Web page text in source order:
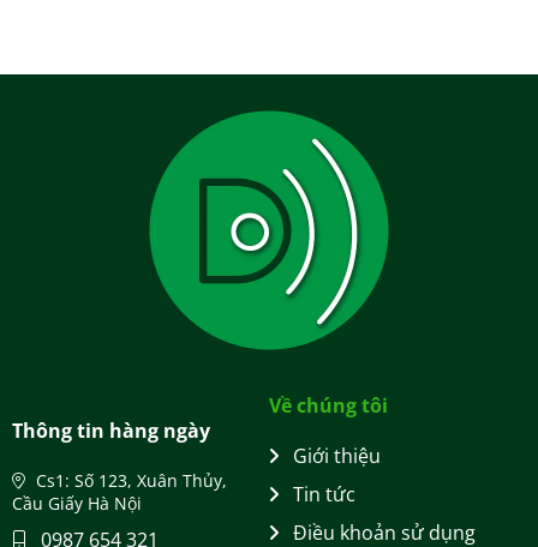
Thông tin hàng ngày
Cs1: Số 123, Xuân Thủy,
Cầu Giấy Hà Nội
0987 654 321
Về chúng tôi
Giới thiệu
Tin tức
Điều khoản sử dụng